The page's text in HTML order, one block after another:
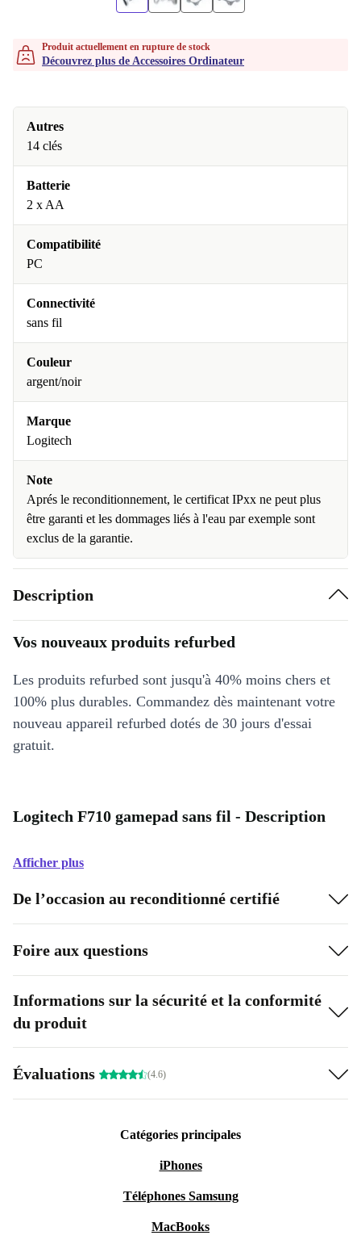
Produit actuellement en rupture de stock
Découvrez plus de Accessoires Ordinateur
Autres
14 clés
Batterie
2 x AA
Compatibilité
PC
Connectivité
sans fil
Couleur
argent/noir
Marque
Logitech
Note
Aprés le reconditionnement, le certificat IPxx ne peut plus
être garanti et les dommages liés à l'eau par exemple sont
exclus de la garantie.
Description
Vos nouveaux produits refurbed
Les produits refurbed sont jusqu'à 40% moins chers et
100% plus durables. Commandez dès maintenant votre
nouveau appareil refurbed dotés de 30 jours d'essai
gratuit.
Logitech F710 gamepad sans fil - Description
Afficher plus
De l’occasion au reconditionné certifié
Foire aux questions
Informations sur la sécurité et la conformité
du produit
Évaluations (4.6)
Catégories principales
iPhones
Téléphones Samsung
MacBooks